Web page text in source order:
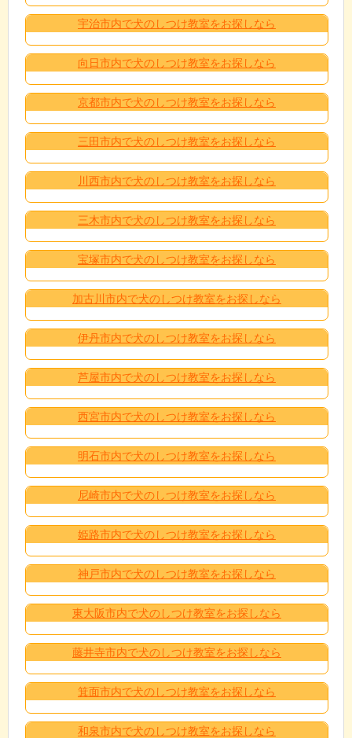
宇治市内で犬のしつけ教室をお探しなら
向日市内で犬のしつけ教室をお探しなら
京都市内で犬のしつけ教室をお探しなら
三田市内で犬のしつけ教室をお探しなら
川西市内で犬のしつけ教室をお探しなら
三木市内で犬のしつけ教室をお探しなら
宝塚市内で犬のしつけ教室をお探しなら
加古川市内で犬のしつけ教室をお探しなら
伊丹市内で犬のしつけ教室をお探しなら
芦屋市内で犬のしつけ教室をお探しなら
西宮市内で犬のしつけ教室をお探しなら
明石市内で犬のしつけ教室をお探しなら
尼崎市内で犬のしつけ教室をお探しなら
姫路市内で犬のしつけ教室をお探しなら
神戸市内で犬のしつけ教室をお探しなら
東大阪市内で犬のしつけ教室をお探しなら
藤井寺市内で犬のしつけ教室をお探しなら
箕面市内で犬のしつけ教室をお探しなら
和泉市内で犬のしつけ教室をお探しなら